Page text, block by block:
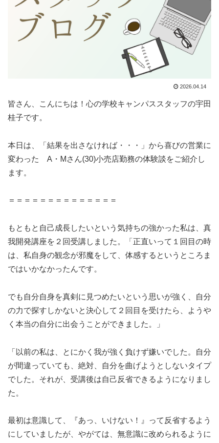
2026.04.14
皆さん、こんにちは！心の学校キャンパススタッフの宇田
桂子です。
本日は、「結果を出さなければ・・・」から喜びの営業に
変わった A・Mさん(30)小売店勤務の体験談をご紹介し
ます。
＝＝＝＝＝＝＝＝＝＝＝＝＝＝
もともと自己成長したいという気持ちの強かった私は、真
我開発講座を２回受講しました。「正直いって１回目の時
は、私自身の観念が邪魔をして、体感するというところま
ではいかなかったんです。
でも自分自身を真剣に見つめたいという思いが強く、自分
の力で探すしかないと決心して２回目を受けたら、ようや
く本当の自分に出会うことができました。」
「以前の私は、とにかく我が強く負けず嫌いでした。自分
が間違っていても、絶対、自分を曲げようとしないタイプ
でした。それが、受講後は自己反省できるようになりまし
た。
最初は意識して、『あっ、いけない！』って反省するよう
にしていましたが、やがては、無意識に改められるように